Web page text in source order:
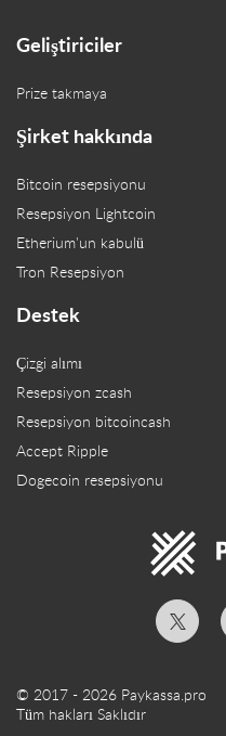
Geliştiriciler
Prize takmaya
Şirket hakkında
Bitcoin resepsiyonu
Resepsiyon Lightcoin
Etherium'un kabulü
Tron Resepsiyon
Destek
Çizgi alımı
Resepsiyon zcash
Resepsiyon bitcoincash
Accept Ripple
Dogecoin resepsiyonu
© 2017 - 2026 Paykassa.pro
Tüm hakları Saklıdır